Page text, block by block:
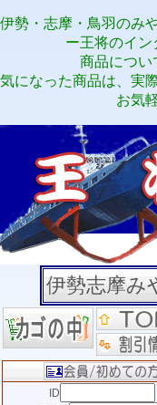
伊勢・志摩・鳥羽のみ
ー王将のイン
商品につい
気になった商品は、実
お気
伊勢志摩
ID